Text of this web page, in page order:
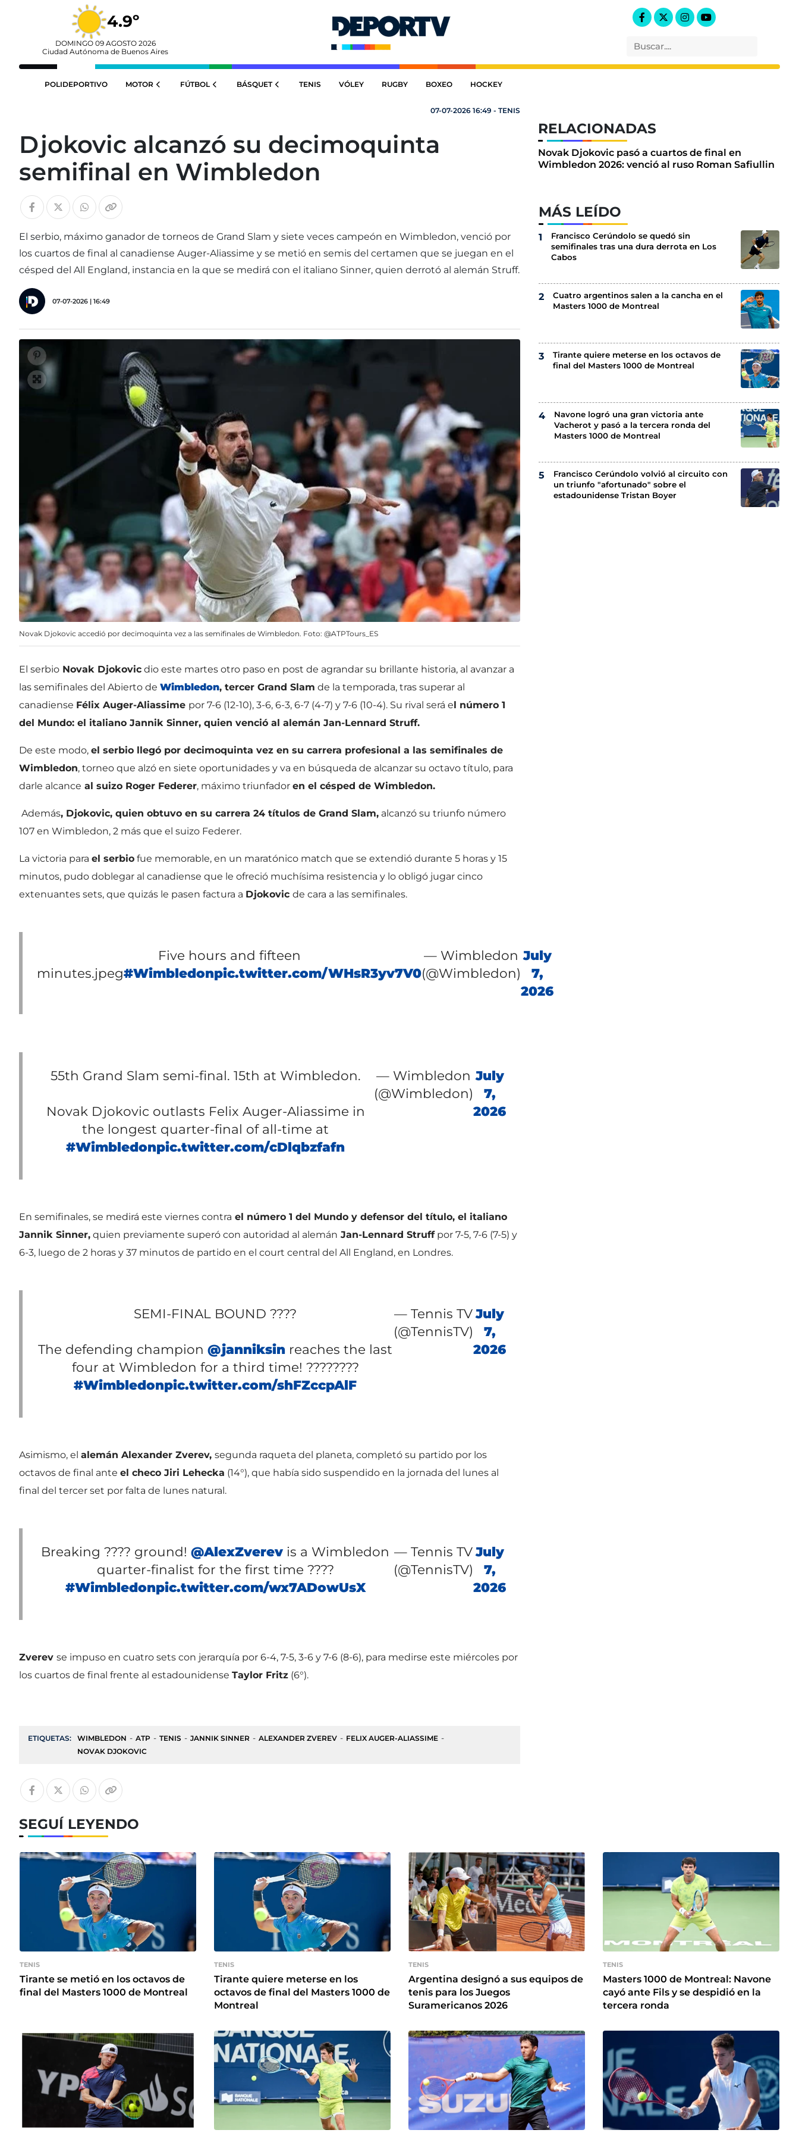
4.9º
DOMINGO 09 AGOSTO 2026
Ciudad Autónoma de Buenos Aires
POLIDEPORTIVO MOTOR FÚTBOL BÁSQUET TENIS VÓLEY RUGBY BOXEO HOCKEY
07-07-2026 16:49 - TENIS
Djokovic alcanzó su decimoquinta
semifinal en Wimbledon
El serbio, máximo ganador de torneos de Grand Slam y siete veces campeón en Wimbledon, venció por
los cuartos de final al canadiense Auger-Aliassime y se metió en semis del certamen que se juegan en el
césped del All England, instancia en la que se medirá con el italiano Sinner, quien derrotó al alemán Struff.
07-07-2026 | 16:49
Novak Djokovic accedió por decimoquinta vez a las semifinales de Wimbledon. Foto: @ATPTours_ES
El serbio Novak Djokovic dio este martes otro paso en post de agrandar su brillante historia, al avanzar a
las semifinales del Abierto de Wimbledon, tercer Grand Slam de la temporada, tras superar al
canadiense Félix Auger-Aliassime por 7-6 (12-10), 3-6, 6-3, 6-7 (4-7) y 7-6 (10-4). Su rival será el número 1
del Mundo: el italiano Jannik Sinner, quien venció al alemán Jan-Lennard Struff.
De este modo, el serbio llegó por decimoquinta vez en su carrera profesional a las semifinales de
Wimbledon, torneo que alzó en siete oportunidades y va en búsqueda de alcanzar su octavo título, para
darle alcance al suizo Roger Federer, máximo triunfador en el césped de Wimbledon.
Además, Djokovic, quien obtuvo en su carrera 24 títulos de Grand Slam, alcanzó su triunfo número
107 en Wimbledon, 2 más que el suizo Federer.
La victoria para el serbio fue memorable, en un maratónico match que se extendió durante 5 horas y 15
minutos, pudo doblegar al canadiense que le ofreció muchísima resistencia y lo obligó jugar cinco
extenuantes sets, que quizás le pasen factura a Djokovic de cara a las semifinales.
Five hours and fifteen
minutes.jpeg#Wimbledonpic.twitter.com/WHsR3yv7V0
— Wimbledon
(@Wimbledon)
July
7,
2026
55th Grand Slam semi-final. 15th at Wimbledon.
Novak Djokovic outlasts Felix Auger-Aliassime in
the longest quarter-final of all-time at
#Wimbledonpic.twitter.com/cDlqbzfafn
— Wimbledon
(@Wimbledon)
July
7,
2026
En semifinales, se medirá este viernes contra el número 1 del Mundo y defensor del título, el italiano
Jannik Sinner, quien previamente superó con autoridad al alemán Jan-Lennard Struffpor 7-5, 7-6 (7-5) y
6-3, luego de 2 horas y 37 minutos de partido en el court central del All England, en Londres.
SEMI-FINAL BOUND ????
The defending champion@janniksin reaches the last
four at Wimbledon for a third time! ????????
#Wimbledonpic.twitter.com/shFZccpAlF
— Tennis TV
(@TennisTV)
July
7,
2026
Asimismo, el alemán Alexander Zverev, segunda raqueta del planeta, completó su partido por los
octavos de final ante el checo Jiri Lehecka (14°), que había sido suspendido en la jornada del lunes al
final del tercer set por falta de lunes natural.
Breaking ???? ground!@AlexZverev is a Wimbledon
quarter-finalist for the first time ????
#Wimbledonpic.twitter.com/wx7ADowUsX
— Tennis TV
(@TennisTV)
July
7,
2026
Zverev se impuso en cuatro sets con jerarquía por 6-4, 7-5, 3-6 y 7-6 (8-6), para medirse este miércoles por
los cuartos de final frente al estadounidense Taylor Fritz (6°).
ETIQUETAS: WIMBLEDON ATP TENIS JANNIK SINNER ALEXANDER ZVEREV
FELIX AUGER-ALIASSIME
NOVAK DJOKOVIC
RELACIONADAS
Novak Djokovic pasó a cuartos de final en
Wimbledon 2026: venció al ruso Roman Safiullin
MÁS LEÍDO
Francisco Cerúndolo se quedó sin
semifinales tras una dura derrota en Los
Cabos
Cuatro argentinos salen a la cancha en el
Masters 1000 de Montreal
Tirante quiere meterse en los octavos de
final del Masters 1000 de Montreal
Navone logró una gran victoria ante
Vacherot y pasó a la tercera ronda del
Masters 1000 de Montreal
Francisco Cerúndolo volvió al circuito con
un triunfo "afortunado" sobre el
estadounidense Tristan Boyer
SEGUÍ LEYENDO
TENIS
Tirante se metió en los octavos de
final del Masters 1000 de Montreal
TENIS
Tirante quiere meterse en los
octavos de final del Masters 1000 de
Montreal
TENIS
Argentina designó a sus equipos de
tenis para los Juegos
Suramericanos 2026
TENIS
Masters 1000 de Montreal: Navone
cayó ante Fils y se despidió en la
tercera ronda